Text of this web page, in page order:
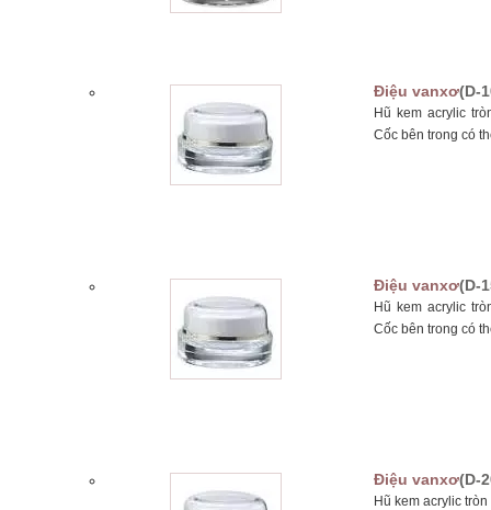
Điệu vanxơ(D-
Hũ kem acrylic
Cốc bên trong có
Điệu vanxơ(D-
Hũ kem acrylic
Cốc bên trong có
Điệu vanxơ(D-
Hũ kem acrylic